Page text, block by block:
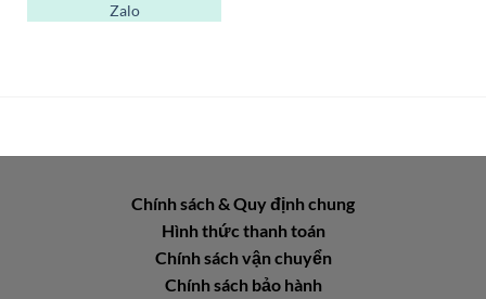
Zalo
Chính sách & Quy định chung
Hình thức thanh toán
Chính sách vận chuyển
Chính sách bảo hành